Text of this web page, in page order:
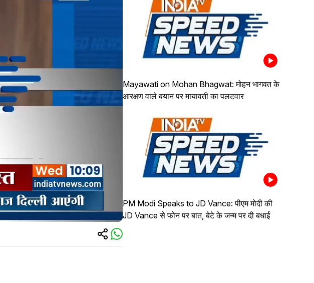
Mayawati on Mohan Bhagwat: मोहन भागवत के
आरक्षण वाले बयान पर मायावती का पलटवार
PM Modi Speaks to JD Vance: पीएम मोदी की
JD Vance से फोन पर बात, बेटे के जन्म पर दी बधाई